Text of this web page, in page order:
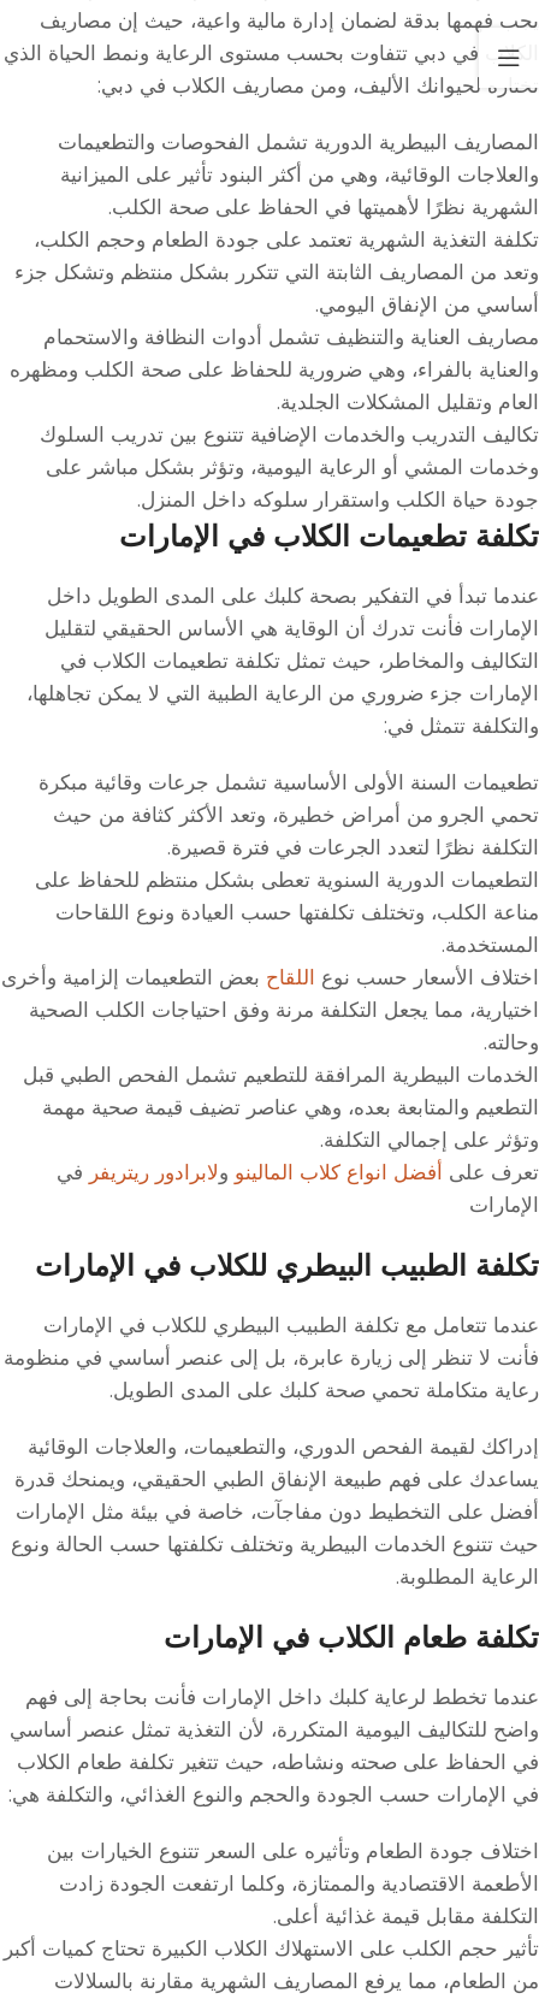
يجب فهمها بدقة لضمان إدارة مالية واعية، حيث إن مصاريف
الكلاب في دبي تتفاوت بحسب مستوى الرعاية ونمط الحياة الذي
تختاره لحيوانك الأليف، ومن مصاريف الكلاب في دبي:
المصاريف البيطرية الدورية تشمل الفحوصات والتطعيمات
والعلاجات الوقائية، وهي من أكثر البنود تأثير على الميزانية
الشهرية نظرًا لأهميتها في الحفاظ على صحة الكلب.
تكلفة التغذية الشهرية تعتمد على جودة الطعام وحجم الكلب،
وتعد من المصاريف الثابتة التي تتكرر بشكل منتظم وتشكل جزء
أساسي من الإنفاق اليومي.
مصاريف العناية والتنظيف تشمل أدوات النظافة والاستحمام
والعناية بالفراء، وهي ضرورية للحفاظ على صحة الكلب ومظهره
العام وتقليل المشكلات الجلدية.
تكاليف التدريب والخدمات الإضافية تتنوع بين تدريب السلوك
وخدمات المشي أو الرعاية اليومية، وتؤثر بشكل مباشر على
جودة حياة الكلب واستقرار سلوكه داخل المنزل.
تكلفة تطعيمات الكلاب في الإمارات
عندما تبدأ في التفكير بصحة كلبك على المدى الطويل داخل
الإمارات فأنت تدرك أن الوقاية هي الأساس الحقيقي لتقليل
التكاليف والمخاطر، حيث تمثل تكلفة تطعيمات الكلاب في
الإمارات جزء ضروري من الرعاية الطبية التي لا يمكن تجاهلها،
والتكلفة تتمثل في:
تطعيمات السنة الأولى الأساسية تشمل جرعات وقائية مبكرة
تحمي الجرو من أمراض خطيرة، وتعد الأكثر كثافة من حيث
التكلفة نظرًا لتعدد الجرعات في فترة قصيرة.
التطعيمات الدورية السنوية تعطى بشكل منتظم للحفاظ على
مناعة الكلب، وتختلف تكلفتها حسب العيادة ونوع اللقاحات
المستخدمة.
اختلاف الأسعار حسب نوع اللقاح بعض التطعيمات إلزامية وأخرى
اختيارية، مما يجعل التكلفة مرنة وفق احتياجات الكلب الصحية
وحالته.
الخدمات البيطرية المرافقة للتطعيم تشمل الفحص الطبي قبل
التطعيم والمتابعة بعده، وهي عناصر تضيف قيمة صحية مهمة
وتؤثر على إجمالي التكلفة.
تعرف على أفضل انواع كلاب المالينو ولابرادور ريتريفر في
الإمارات
تكلفة الطبيب البيطري للكلاب في الإمارات
عندما تتعامل مع تكلفة الطبيب البيطري للكلاب في الإمارات
فأنت لا تنظر إلى زيارة عابرة، بل إلى عنصر أساسي في منظومة
رعاية متكاملة تحمي صحة كلبك على المدى الطويل.
إدراكك لقيمة الفحص الدوري، والتطعيمات، والعلاجات الوقائية
يساعدك على فهم طبيعة الإنفاق الطبي الحقيقي، ويمنحك قدرة
أفضل على التخطيط دون مفاجآت، خاصة في بيئة مثل الإمارات
حيث تتنوع الخدمات البيطرية وتختلف تكلفتها حسب الحالة ونوع
الرعاية المطلوبة.
تكلفة طعام الكلاب في الإمارات
عندما تخطط لرعاية كلبك داخل الإمارات فأنت بحاجة إلى فهم
واضح للتكاليف اليومية المتكررة، لأن التغذية تمثل عنصر أساسي
في الحفاظ على صحته ونشاطه، حيث تتغير تكلفة طعام الكلاب
في الإمارات حسب الجودة والحجم والنوع الغذائي، والتكلفة هي:
اختلاف جودة الطعام وتأثيره على السعر تتنوع الخيارات بين
الأطعمة الاقتصادية والممتازة، وكلما ارتفعت الجودة زادت
التكلفة مقابل قيمة غذائية أعلى.
تأثير حجم الكلب على الاستهلاك الكلاب الكبيرة تحتاج كميات أكبر
من الطعام، مما يرفع المصاريف الشهرية مقارنة بالسلالات